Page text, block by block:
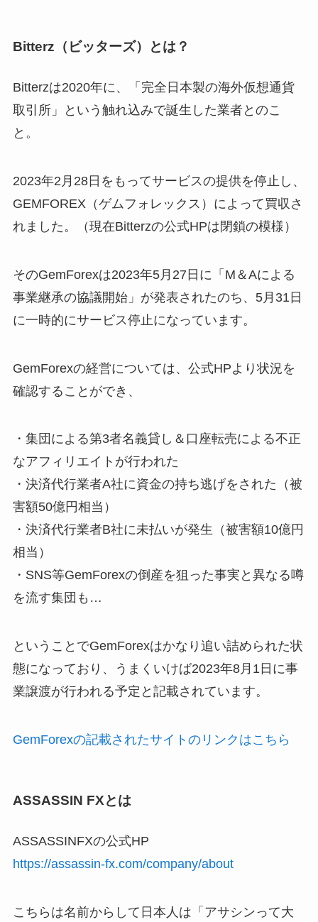
Bitterz（ビッターズ）とは？
Bitterzは2020年に、「完全日本製の海外仮想通貨
取引所」という触れ込みで誕生した業者とのこ
と。
2023年2月28日をもってサービスの提供を停止し、
GEMFOREX（ゲムフォレックス）によって買収さ
れました。（現在Bitterzの公式HPは閉鎖の模様）
そのGemForexは2023年5月27日に「M＆Aによる
事業継承の協議開始」が発表されたのち、5月31日
に一時的にサービス停止になっています。
GemForexの経営については、公式HPより状況を
確認することができ、
・集団による第3者名義貸し＆口座転売による不正
なアフィリエイトが行われた
・決済代行業者A社に資金の持ち逃げをされた（被
害額50億円相当）
・決済代行業者B社に未払いが発生（被害額10億円
相当）
・SNS等GemForexの倒産を狙った事実と異なる噂
を流す集団も…
ということでGemForexはかなり追い詰められた状
態になっており、うまくいけば2023年8月1日に事
業譲渡が行われる予定と記載されています。
GemForexの記載されたサイトのリンクはこちら
ASSASSIN FXとは
ASSASSINFXの公式HP
https://assassin-fx.com/company/about
こちらは名前からして日本人は「アサシンって大